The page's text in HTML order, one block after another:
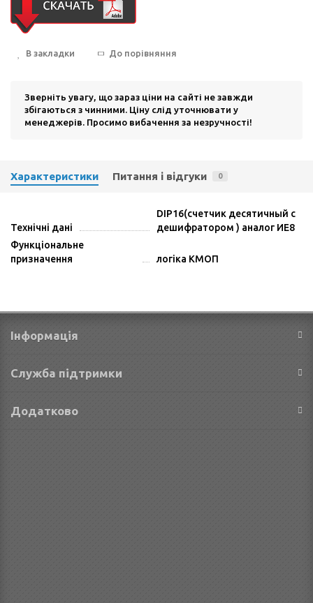
В закладки До порівняння
Зверніть увагу, що зараз ціни на сайті не завжди
збігаються з чинними. Ціну слід уточнювати у
менеджерів. Просимо вибачення за незручності!
Характеристики Питання і відгуки 0
Технічні дані
DIP16(счетчик десятичный с
дешифратором ) аналог ИЕ8
Функціональне
призначення
логіка КМОП
Iнформація
Служба підтримки
Додатково